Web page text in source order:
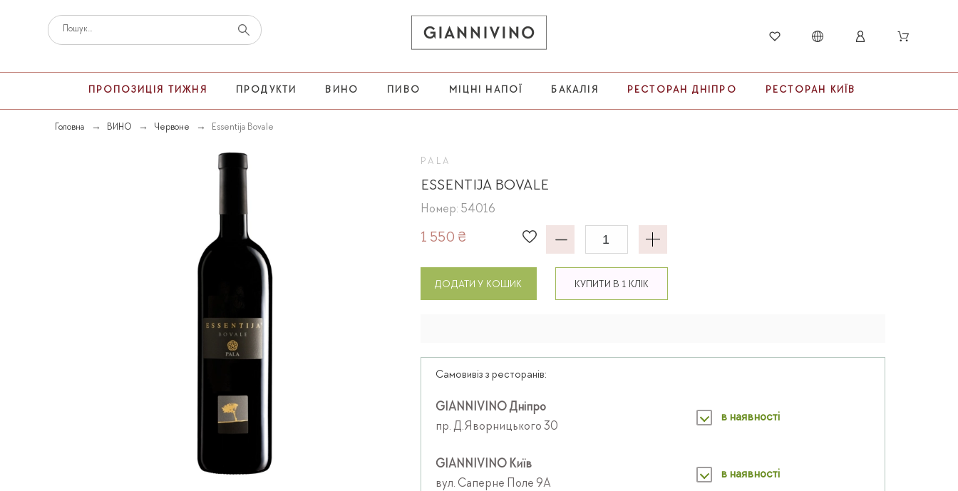
ПРОПОЗИЦІЯ ТИЖНЯ ПРОДУКТИ ВИНО ПИВО МІЦНІ НАПОЇ БАКАЛІЯ РЕСТОРАН ДНІПРО РЕСТОРАН КИЇВ
Головна ВИНО Червоне Essentija Bovale
PALA
ESSENTIJA BOVALE
Номер: 54016
1 550 ₴
ДОДАТИ У КОШИК КУПИТИ В 1 КЛІК
Самовивіз з ресторанів:
GIANNIVINO Дніпро
пр. Д.Яворницького 30
в наявності
GIANNIVINO Київ
вул. Саперне Поле 9А
в наявності